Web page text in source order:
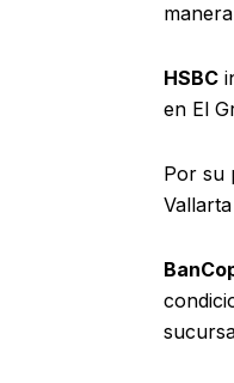
HSBC
en El
Por su